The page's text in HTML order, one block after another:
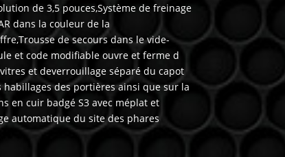
de 3,5 pouces,Système de freinage
dans la couleur de la
de secours dans le vide-
et code modifiable ouvre et ferme d
et deverrouillage séparé du capot
des portières ainsi que sur la
en cuir badgé S3 avec méplat et
automatique du site des phares